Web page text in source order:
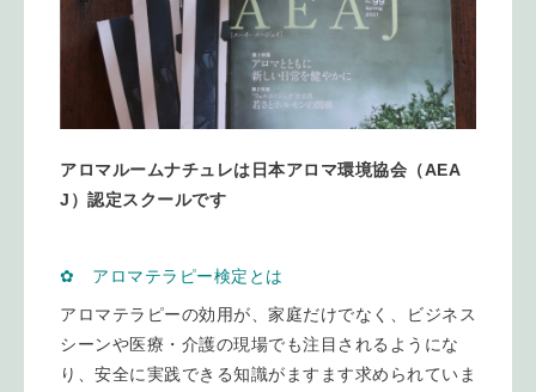
アロマルームナチュレは日本アロマ環境協会（AEA
J）認定スクールです
✿ アロマテラピー検定とは
アロマテラピーの効用が、家庭だけでなく、ビジネス
シーンや医療・介護の現場でも注目されるようにな
り、安全に実践できる知識がますます求められていま